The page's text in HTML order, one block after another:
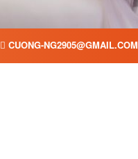
CUONG-NG2905@GMAIL.COM